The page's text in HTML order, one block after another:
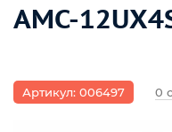
AMC-
Артикул: 006497 0